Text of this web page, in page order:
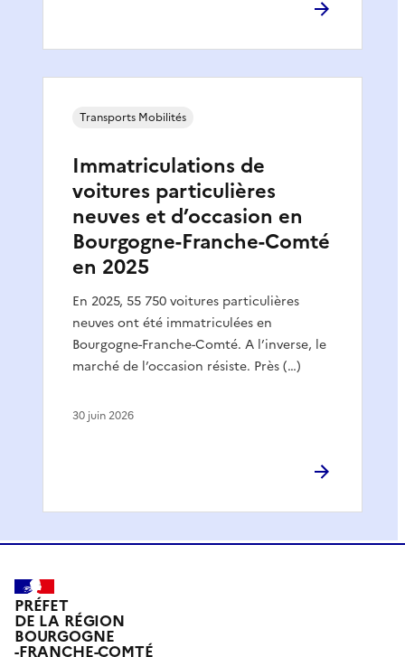
Immatriculations de
voitures particulières
neuves et d’occasion en
Bourgogne-Franche-Comté
en 2025
En 2025, 55 750 voitures particulières
neuves ont été immatriculées en
Bourgogne-Franche-Comté. A l’inverse, le
marché de l’occasion résiste. Près (…)
Transports Mobilités
30 juin 2026
PRÉFET
DE LA RÉGION
BOURGOGNE
-FRANCHE-COMTÉ